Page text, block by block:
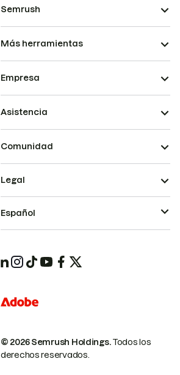
Semrush
Más herramientas
Empresa
Asistencia
Comunidad
© 2026 Semrush Holdings.Todos los
derechos reservados.
Legal
Español